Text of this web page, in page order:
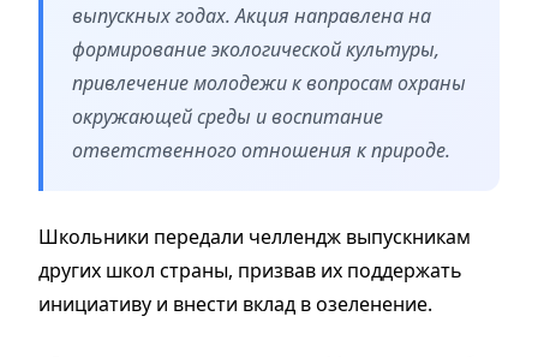
выпускных годах. Акция направлена на
формирование экологической культуры,
привлечение молодежи к вопросам охраны
окружающей среды и воспитание
ответственного отношения к природе.
Школьники передали челлендж выпускникам
других школ страны, призвав их поддержать
инициативу и внести вклад в озеленение.